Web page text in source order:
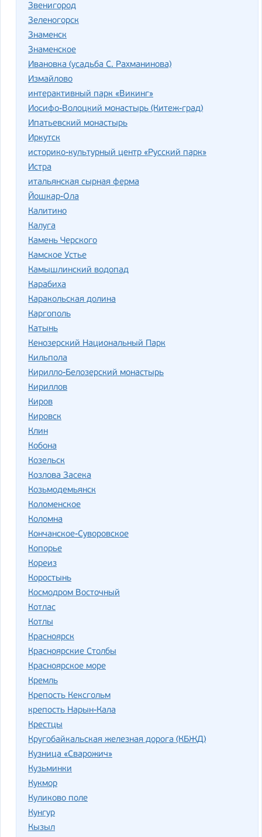
Звенигород
Зеленогорск
Знаменск
Знаменское
Ивановка (усадьба С. Рахманинова)
Измайлово
интерактивный парк «Викинг»
Иосифо-Волоцкий монастырь (Китеж-град)
Ипатьевский монастырь
Иркутск
историко-культурный центр «Русский парк»
Истра
итальянская сырная ферма
Йошкар-Ола
Калитино
Калуга
Камень Черского
Камское Устье
Камышлинский водопад
Карабиха
Каракольская долина
Каргополь
Катынь
Кенозерский Национальный Парк
Кильпола
Кирилло-Белозерский монастырь
Кириллов
Киров
Кировск
Клин
Кобона
Козельск
Козлова Засека
Козьмодемьянск
Коломенское
Коломна
Кончанское-Суворовское
Копорье
Кореиз
Коростынь
Космодром Восточный
Котлас
Котлы
Красноярск
Красноярские Столбы
Красноярское море
Кремль
Крепость Кексгольм
крепость Нарын-Кала
Крестцы
Кругобайкальская железная дорога (КБЖД)
Кузница «Сварожич»
Кузьминки
Кукмор
Куликово поле
Кунгур
Кызыл